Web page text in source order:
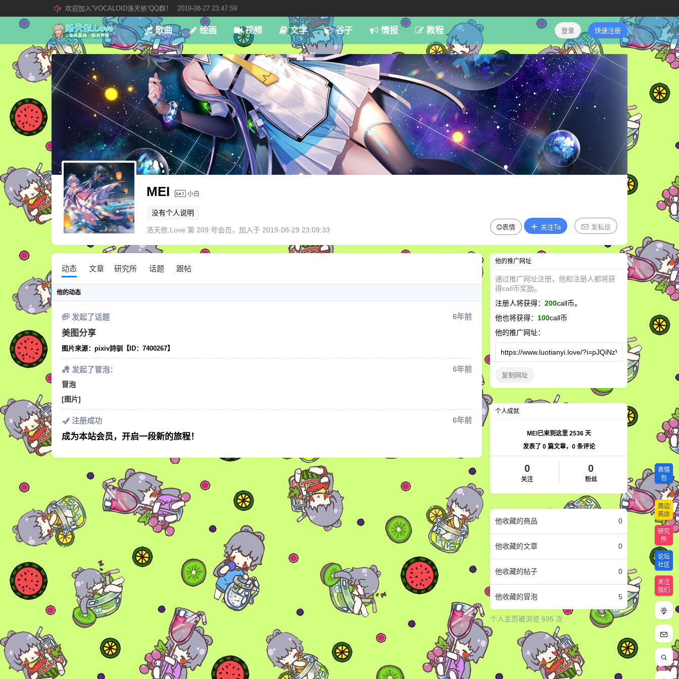
欢迎加入“VOCALOID洛天依“QQ群！
2019-08-27 23:47:59
加入本站管理团队
2019-08-21 02:23:34
新 • 文章发布须知
2021-09-14 13:07:34
歌曲 绘画 视频 文学 谷子 情报 教程 登录 快速注册
MEI 小白
没有个人说明
洛天依.Love 第 209 号会员，加入于 2019-08-29 23:09:33 表情 关注Ta 发私信
动态 文章 研究所 话题 跟帖
他的动态
发起了话题 6年前
美图分享
图片来源：pixiv詩驯【ID：7400267】
发起了冒泡： 6年前
冒泡
[图片]
注册成功 6年前
成为本站会员，开启一段新的旅程！
他的推广网址
通过推广网址注册，他和注册人都将获
得call币奖励。
注册人将获得：200call币。
他也将获得：100call币
他的推广网址：
复制网址
个人成就
MEI已来到这里 2536天
发表了 0篇文章， 0条评论
0
关注
0
粉丝
他收藏的商品 0
他收藏的文章 0
他收藏的帖子 0
他收藏的冒泡 5
个人主页被浏览 695 次
6位以上
表情
包
周边
商店
研究
所
论坛
社区
关注
我们